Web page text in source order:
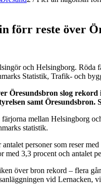
förr reste över
och Helsingborg. Röda
Statistik, Trafik- och
Öresundsbron slog
samt
färjorna mellan Helsingborg
statistik.
personer som reser
med 3,3 procent och antalet
över bron rekord – flera
vid Lernacken,